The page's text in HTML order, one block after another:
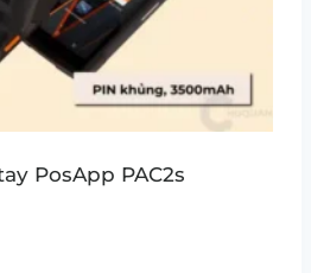
PosApp PAC2s